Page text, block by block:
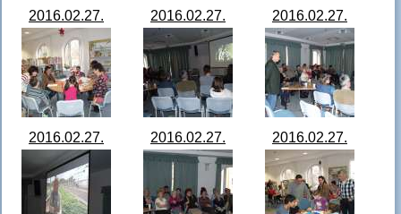
2016.02.27.
Szabad szombat
a könyvtárban
DSCF4766.JPG
2016.02.27.
Szabad szombat
a könyvtárban
DSCF4768.JPG
2016.02.27.
Szabad szombat
a könyvtárban
DSCF4769.JPG
2016.02.27.
Szabad szombat
a könyvtárban
DSCF4773.JPG
2016.02.27.
Szabad szombat
a könyvtárban
DSCF4777.JPG
2016.02.27.
Szabad szombat
a könyvtárban
DSCF4778.JPG